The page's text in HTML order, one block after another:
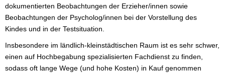
dokumentierten Beobachtungen der Erzieher/innen sowie
Beobachtungen der Psycholog/innen bei der Vorstellung des
Kindes und in der Testsituation.
Insbesondere im ländlich-kleinstädtischen Raum ist es sehr schwer,
einen auf Hochbegabung spezialisierten Fachdienst zu finden,
sodass oft lange Wege (und hohe Kosten) in Kauf genommen